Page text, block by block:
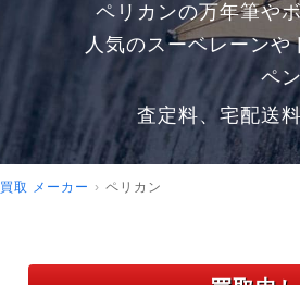
ペリカンの万年筆や
人気のスーベレーン
ペ
査定料、宅配送
買取 メーカー ペリカン